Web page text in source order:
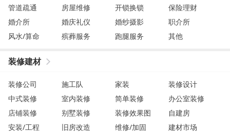
管道疏通
房屋维修 开锁换锁
保险理财
婚介所
婚庆礼仪 婚纱摄影
职介所
风水/算命
殡葬服务 跑腿服务 其他
装修建材
装修公司 施工队 家装
装修设计
中式装修
室内装修 简单装修
办公室装修
店铺装修
别墅装修 装修效果图
自建房
安装/工程
旧房改造 维修/加固
建材市场